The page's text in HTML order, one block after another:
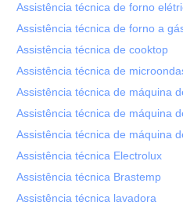
Assistência técnica de forno
Assistência técnica de forno a
Assistência técnica de cooktop
Assistência técnica de
Assistência técnica de máquina
Assistência técnica de máquina
Assistência técnica de máquina
Assistência técnica Electrolux
Assistência técnica Brastemp
Assistência técnica lavadora